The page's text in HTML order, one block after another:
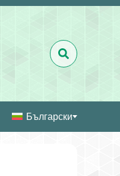
Български